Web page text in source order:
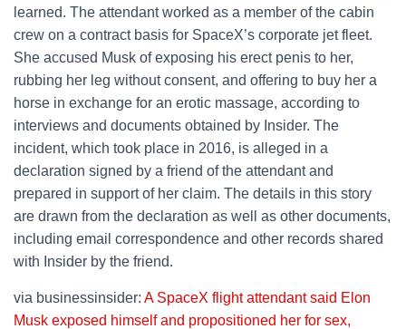
learned. The attendant worked as a member of the cabin
crew on a contract basis for SpaceX’s corporate jet fleet.
She accused Musk of exposing his erect penis to her,
rubbing her leg without consent, and offering to buy her a
horse in exchange for an erotic massage, according to
interviews and documents obtained by Insider. The
incident, which took place in 2016, is alleged in a
declaration signed by a friend of the attendant and
prepared in support of her claim. The details in this story
are drawn from the declaration as well as other documents,
including email correspondence and other records shared
with Insider by the friend.
via businessinsider: A SpaceX flight attendant said Elon
Musk exposed himself and propositioned her for sex,